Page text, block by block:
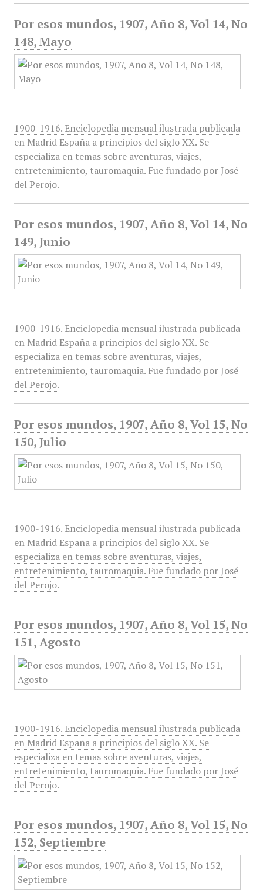
Por esos mundos, 1907, Año 8, Vol 14, No
148, Mayo
1900-1916. Enciclopedia mensual ilustrada publicada
en Madrid España a principios del siglo XX. Se
especializa en temas sobre aventuras, viajes,
entretenimiento, tauromaquia. Fue fundado por José
del Perojo.
Por esos mundos, 1907, Año 8, Vol 14, No
149, Junio
1900-1916. Enciclopedia mensual ilustrada publicada
en Madrid España a principios del siglo XX. Se
especializa en temas sobre aventuras, viajes,
entretenimiento, tauromaquia. Fue fundado por José
del Perojo.
Por esos mundos, 1907, Año 8, Vol 15, No
150, Julio
1900-1916. Enciclopedia mensual ilustrada publicada
en Madrid España a principios del siglo XX. Se
especializa en temas sobre aventuras, viajes,
entretenimiento, tauromaquia. Fue fundado por José
del Perojo.
Por esos mundos, 1907, Año 8, Vol 15, No
151, Agosto
1900-1916. Enciclopedia mensual ilustrada publicada
en Madrid España a principios del siglo XX. Se
especializa en temas sobre aventuras, viajes,
entretenimiento, tauromaquia. Fue fundado por José
del Perojo.
Por esos mundos, 1907, Año 8, Vol 15, No
152, Septiembre